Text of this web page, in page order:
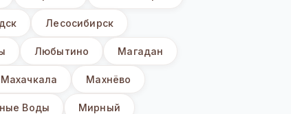
Лесосибирск
Любытино Магадан
Махачкала Махнёво
Воды Мирный